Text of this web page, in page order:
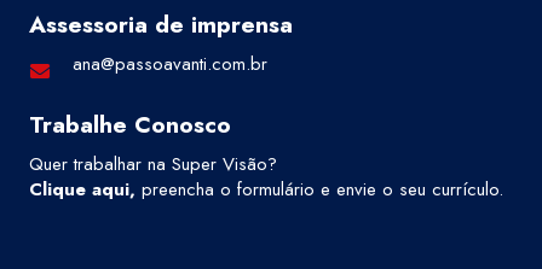
Assessoria de imprensa
ana@passoavanti.com.br
Trabalhe Conosco
Quer trabalhar na Super Visão?
Clique aqui, preencha o formulário e envie o seu currículo.